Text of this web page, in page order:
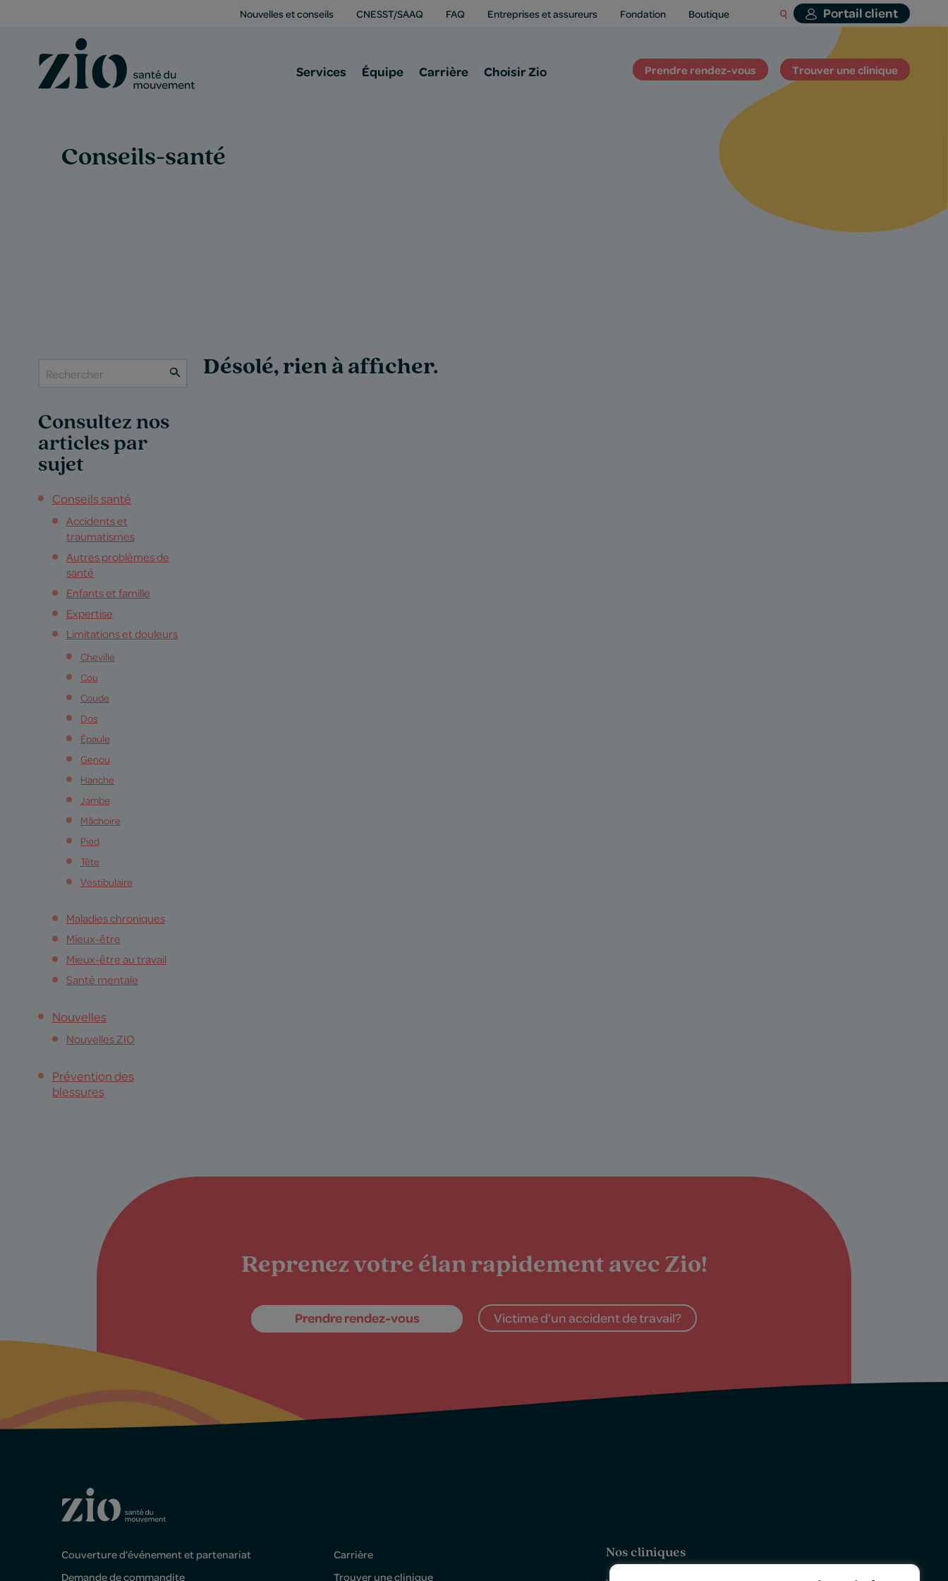
Nouvelles et conseils CNESST/SAAQ FAQ Entreprises et assureurs Fondation Boutique Portail client
Services Équipe Carrière Choisir Zio Prendre rendez-vous Trouver une clinique
Conseils-santé
Consultez nos
articles par
sujet
Conseils santé
Accidents et
traumatismes
Autres problèmes de
santé
Enfants et famille
Expertise
Limitations et douleurs
Cheville
Cou
Coude
Dos
Épaule
Genou
Hanche
Jambe
Mâchoire
Pied
Tête
Vestibulaire
Maladies chroniques
Mieux-être
Mieux-être au travail
Santé mentale
Nouvelles
Nouvelles ZIO
Prévention des
blessures
Désolé, rien à afficher.
Reprenez votre élan rapidement avec Zio!
Prendre rendez-vous Victime d’un accident de travail?
Couverture d’événement et partenariat
Demande de commandite
Carrière
Trouver une clinique
Nos cliniques